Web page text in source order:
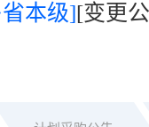
本级][变更